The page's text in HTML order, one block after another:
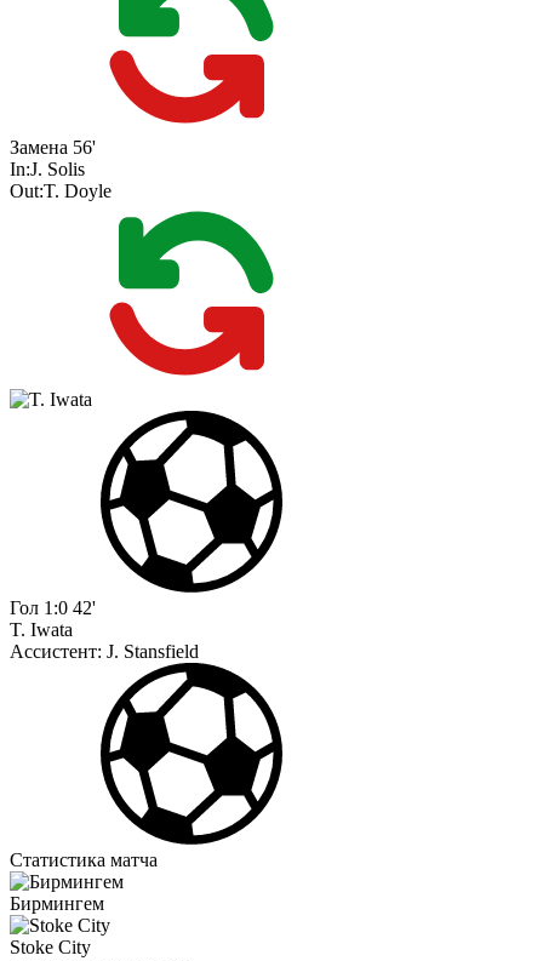
Замена 56'
In:J. Solis
Out:T. Doyle
Гол 1:0 42'
T. Iwata
Ассистент: J. Stansfield
Статистика матча
Бирмингем
Stoke City